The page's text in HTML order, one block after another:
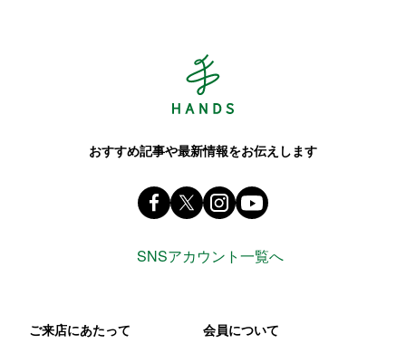
おすすめ記事や最新情報をお伝えします
Facebook ハンズ公式ファンページ
X(旧 twitter) @Hands_official_
instagram
SNSアカウント一覧へ
ご来店にあたって 会員について